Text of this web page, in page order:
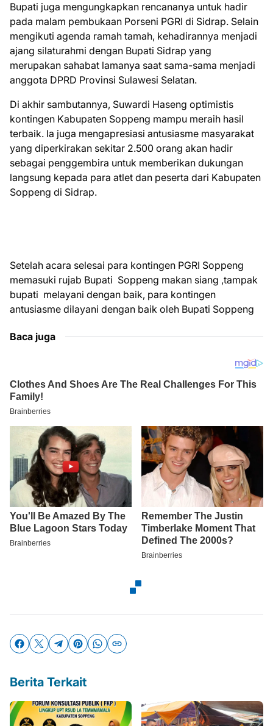
Bupati juga mengungkapkan rencananya untuk hadir
pada malam pembukaan Porseni PGRI di Sidrap. Selain
mengikuti agenda ramah tamah, kehadirannya menjadi
ajang silaturahmi dengan Bupati Sidrap yang
merupakan sahabat lamanya saat sama-sama menjadi
anggota DPRD Provinsi Sulawesi Selatan.
Di akhir sambutannya, Suwardi Haseng optimistis
kontingen Kabupaten Soppeng mampu meraih hasil
terbaik. Ia juga mengapresiasi antusiasme masyarakat
yang diperkirakan sekitar 2.500 orang akan hadir
sebagai penggembira untuk memberikan dukungan
langsung kepada para atlet dan peserta dari Kabupaten
Soppeng di Sidrap.
Setelah acara selesai para kontingen PGRI Soppeng
memasuki rujab Bupati Soppeng makan siang ,tampak
bupati melayani dengan baik, para kontingen
antusiasme dilayani dengan baik oleh Bupati Soppeng
Baca juga
Berita Terkait